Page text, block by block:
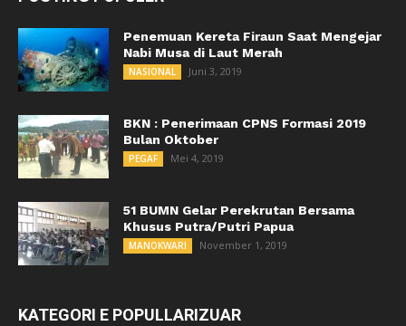
Penemuan Kereta Firaun Saat Mengejar
Nabi Musa di Laut Merah
NASIONAL Juni 3, 2019
BKN : Penerimaan CPNS Formasi 2019
Bulan Oktober
PEGAF Mei 4, 2019
51 BUMN Gelar Perekrutan Bersama
Khusus Putra/Putri Papua
MANOKWARI November 1, 2019
KATEGORI E POPULLARIZUAR